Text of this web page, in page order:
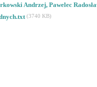
Andrzej, Pawelec
(3740 KB)